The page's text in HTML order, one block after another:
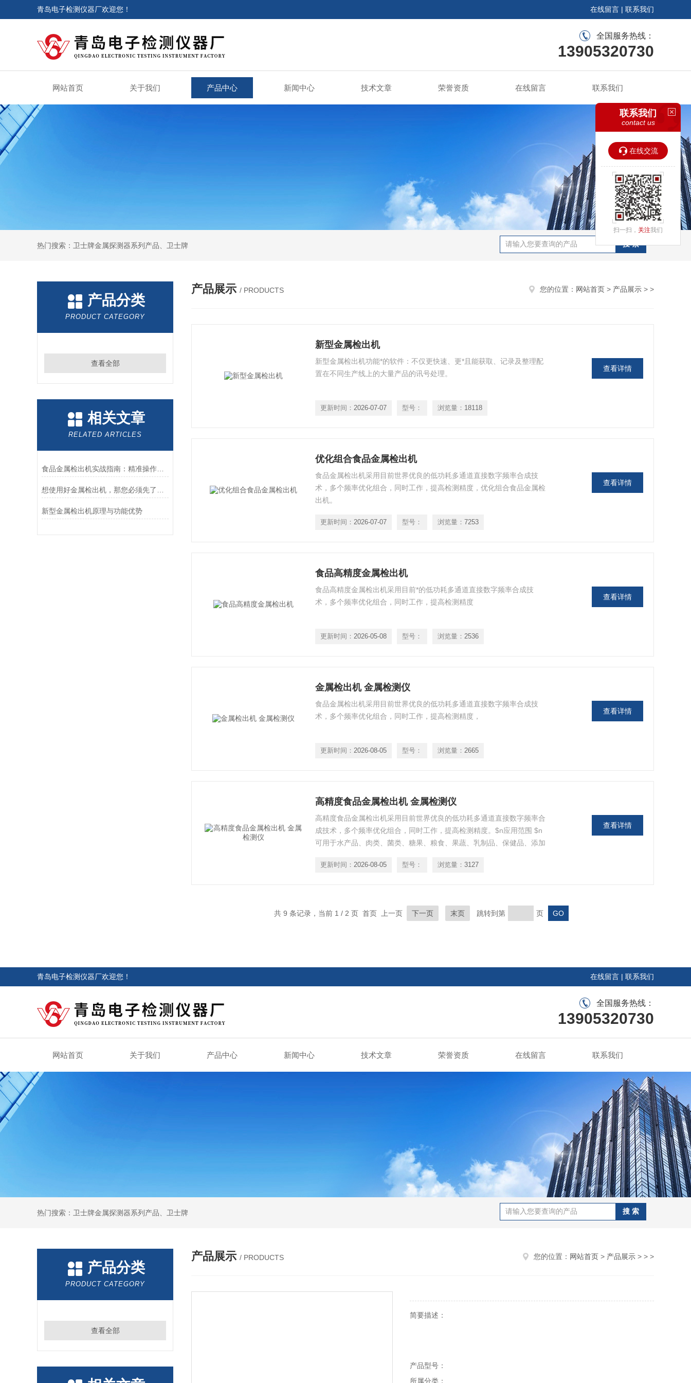
青岛电子检测仪器厂欢迎您！ 在线留言 | 联系我们
全国服务热线：
13905320730
网站首页 关于我们 产品中心 新闻中心 技术文章 荣誉资质 在线留言 联系我们
热门搜索：卫士牌金属探测器系列产品、卫士牌
产品分类
PRODUCT CATEGORY
查看全部
相关文章
RELATED ARTICLES
食品金属检出机实战指南：精准操作与故障排查全攻略
新型金属检出机原理与功能优势
产品展示 / PRODUCTS 您的位置： 网站首页 > 产品展示 > >
新型金属检出机
新型金属检出机功能*的软件：不仅更快速、更*且能获取、记录及整理配
置在不同生产线上的大量产品的讯号处理。
更新时间： 2026-07-07 型号： 浏览量： 18118
查看详情
优化组合食品金属检出机
食品金属检出机采用目前世界优良的低功耗多通道直接数字频率合成技
术，多个频率优化组合，同时工作，提高检测精度，优化组合食品金属检
出机。
更新时间： 2026-07-07 型号： 浏览量： 7253
查看详情
食品高精度金属检出机
食品高精度金属检出机采用目前*的低功耗多通道直接数字频率合成技
术，多个频率优化组合，同时工作，提高检测精度
更新时间： 2026-05-08 型号： 浏览量： 2536
查看详情
金属检出机 金属检测仪
食品金属检出机采用目前世界优良的低功耗多通道直接数字频率合成技
术，多个频率优化组合，同时工作，提高检测精度，
更新时间： 2026-08-05 型号： 浏览量： 2665
查看详情
高精度食品金属检出机 金属检测仪
高精度食品金属检出机采用目前世界优良的低功耗多通道直接数字频率合
成技术，多个频率优化组合，同时工作，提高检测精度。$n应用范围 $n
可用于水产品、肉类、菌类、糖果、粮食、果蔬、乳制品、保健品、添加
工原料、橡胶、塑胶、纺织品、皮革、化纤
更新时间： 2026-08-05 型号： 浏览量： 3127
查看详情
共 9 条记录，当前 1 / 2 页 首页 上一页 下一页 末页 跳转到第 页
青岛电子检测仪器厂欢迎您！ 在线留言 | 联系我们
全国服务热线：
13905320730
网站首页 关于我们 产品中心 新闻中心 技术文章 荣誉资质 在线留言 联系我们
热门搜索：卫士牌金属探测器系列产品、卫士牌
产品分类
PRODUCT CATEGORY
查看全部
产品展示 / PRODUCTS 您的位置： 网站首页 > 产品展示 > > >
简要描述：
产品型号：
所属分类：
联系我们
contact us
在线交流
扫一扫， 关注我们